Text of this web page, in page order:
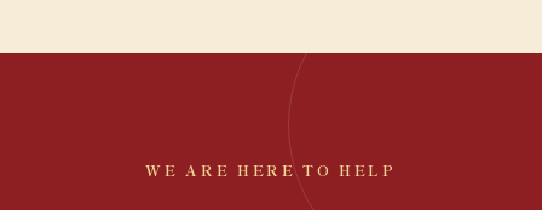
WE ARE HERE TO HELP